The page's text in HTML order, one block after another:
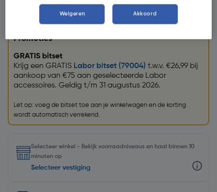
Promoties
GRATIS bitset
Krijg een GRATIS Labor bitset (79004) t.w.v. €26,99 bij
aankoop van €75 aan geselecteerde Labor
accessoires. Geldig t/m 31 augustus 2026.
Let op: voeg de bitset toe aan je winkelwagen en de korting
wordt automatisch verrekend.
Selecteer winkel - Bekijk voorraadniveaus en haal binnen 10
minuten op
Selecteer vestiging
Weigeren Akkoord